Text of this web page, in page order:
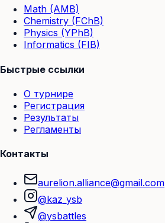
Math (AMB)
Chemistry (FChB)
Physics (YPhB)
Informatics (FIB)
Быстрые ссылки
О турнире
Регистрация
Результаты
Регламенты
Контакты
aurelion.alliance@gmail.com
@kaz_ysb
@ysbattles